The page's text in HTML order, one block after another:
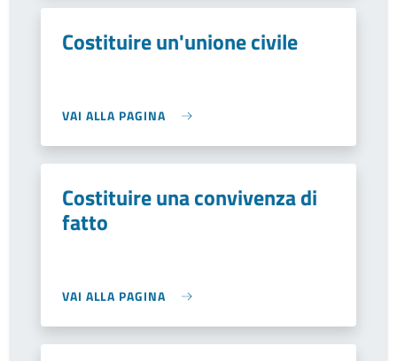
Costituire un'unione civile
VAI ALLA PAGINA
Costituire una convivenza di
fatto
VAI ALLA PAGINA